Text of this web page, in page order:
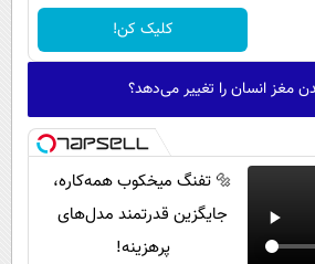
کلیک کن!
مغز انسان را تغییر می‌دهد؟
🔩 تفنگ میخکوب همه‌کاره،
جایگزین قدرتمند مدل‌های
پرهزینه!